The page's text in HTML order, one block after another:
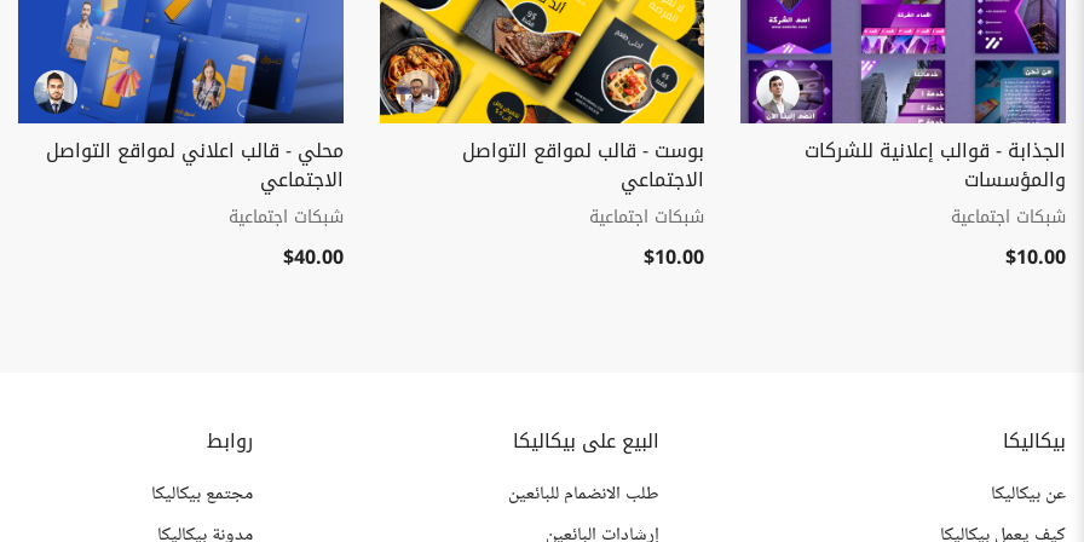
الجذابة - قوالب إعلانية للشركات
والمؤسسات
شبكات اجتماعية
$10.00
بوست - قالب لمواقع التواصل
الاجتماعي
شبكات اجتماعية
$10.00
محلي - قالب اعلاني لمواقع التواصل
الاجتماعي
شبكات اجتماعية
$40.00
بيكاليكا
عن بيكاليكا
كيف يعمل بيكاليكا
البيع على بيكاليكا
طلب الانضمام للبائعين
إرشادات البائعين
روابط
مجتمع بيكاليكا
مدونة بيكاليكا